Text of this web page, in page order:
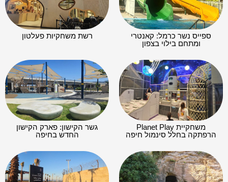
ספייס נשר כרמל: קאנטרי
ומתחם בילוי בצפון
רשת משחקיות פעלטון
משחקיית Planet Play
הרפתקה בחלל סינמול חיפה
גשר הקישון: פארק הקישון
החדש בחיפה